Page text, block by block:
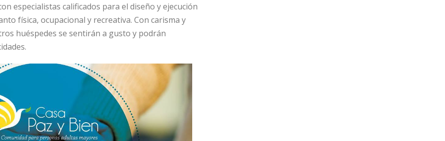
especialistas calificados para el diseño y ejecución
física, ocupacional y recreativa. Con carisma y
huéspedes se sentirán a gusto y podrán